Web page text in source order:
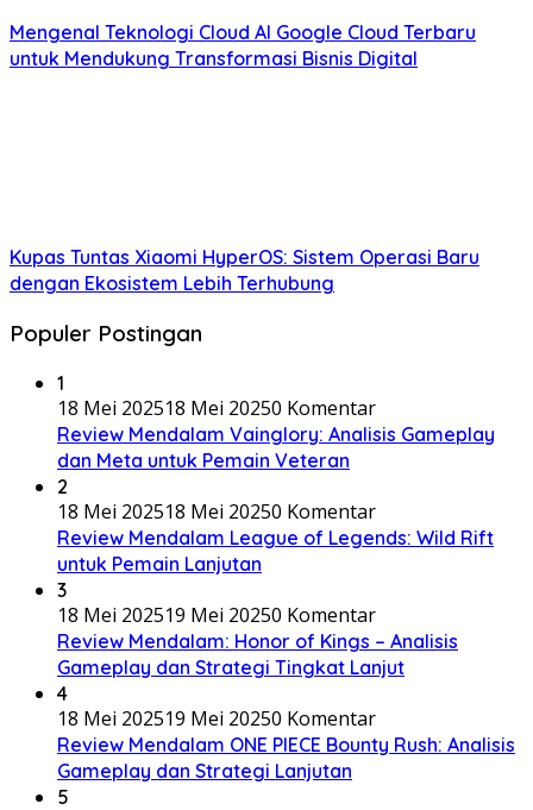
Mengenal Teknologi Cloud AI Google Cloud Terbaru
untuk Mendukung Transformasi Bisnis Digital
Kupas Tuntas Xiaomi HyperOS: Sistem Operasi Baru
dengan Ekosistem Lebih Terhubung
Populer Postingan
1
18 Mei 202518 Mei 20250 Komentar
Review Mendalam Vainglory: Analisis Gameplay
dan Meta untuk Pemain Veteran
2
18 Mei 202518 Mei 20250 Komentar
Review Mendalam League of Legends: Wild Rift
untuk Pemain Lanjutan
3
18 Mei 202519 Mei 20250 Komentar
Review Mendalam: Honor of Kings – Analisis
Gameplay dan Strategi Tingkat Lanjut
4
18 Mei 202519 Mei 20250 Komentar
Review Mendalam ONE PIECE Bounty Rush: Analisis
Gameplay dan Strategi Lanjutan
5